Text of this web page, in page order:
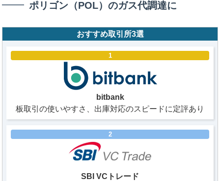
ポリゴン（POL）のガス代調達に
おすすめ取引所3選
1
bitbank
板取引の使いやすさ、出庫対応のスピードに定評あり
2
SBI VCトレード